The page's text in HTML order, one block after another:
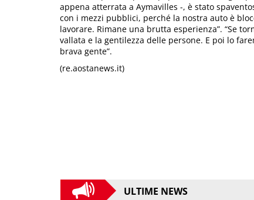
appena atterrata a Aymavilles -, è stato
con i mezzi pubblici, perché la nostra auto è
lavorare. Rimane una brutta esperienza”. “Se
vallata e la gentilezza delle persone. E poi lo
brava gente”.
(re.aostanews.it)
ULTIME NEWS